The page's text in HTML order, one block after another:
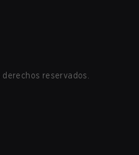
reservados.